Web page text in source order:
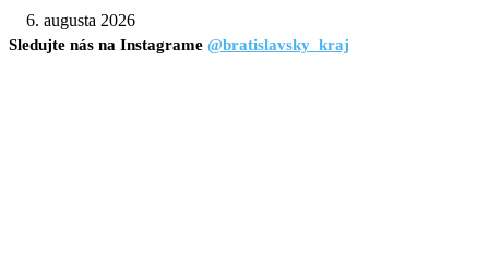
6. augusta 2026
Sledujte nás na Instagrame @bratislavsky_kraj